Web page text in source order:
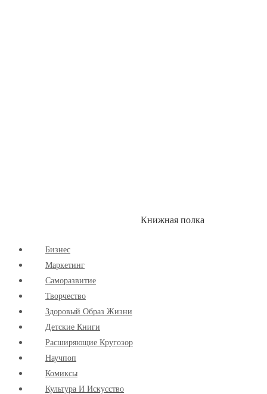
Книжная полка
Бизнес
Маркетинг
Cаморазвитие
Творчество
Здоровый Образ Жизни
Детские Книги
Расширяющие Кругозор
Научпоп
Комиксы
Культура И Искусство